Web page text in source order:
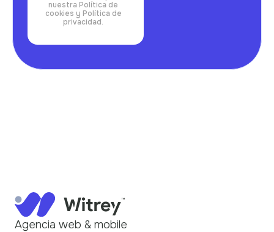
nuestra Política de
cookies y Política de
privacidad.
Agencia web & mobile